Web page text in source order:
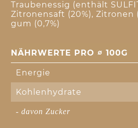
Traubenessig (enthält
Zitronensaft (20%), Zitronen
gum (0,7%)
NÄHRWERTE PRO ∅ 100G
Energie
Kohlenhydrate
- davon Zucker